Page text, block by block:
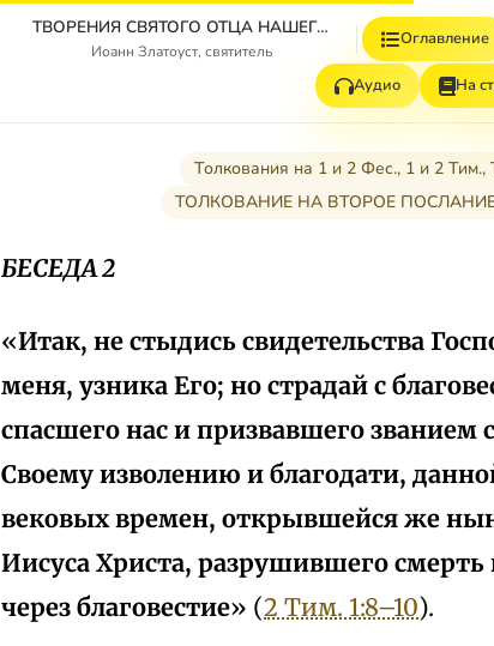
ТВОРЕНИЯ СВЯТОГО ОТЦА НАШЕГО ИОАННА ЗЛАТОУСТА, АРХИЕПИСКОПА КОНСТАНТИНОПОЛЬСКОГО. ТОМ ОДИННАДЦАТЫЙ. КНИГА ВТОРАЯ. ТОЛКОВАНИЯ НА ПОСЛАНИЯ АПОСТОЛА ПАВЛА. ТВОРЕНИЯ, приписываемые св. Иоанну Златоусту, и в Патрологии Миня отнесенные к разряду Spuria.
Иоанн Златоуст, святитель
Оглавление
Аудио На
Толкования на 1 и 2 Фес., 1 и 2 Тим.,
ТОЛКОВАНИЕ НА ВТОРОЕ
БЕСЕДА 2
«Итак, не стыдись свидетельства
меня, узника Его; но страдай с
спасшего нас и призвавшего
Своему изволению и благодати,
вековых времен, открывшейся же
Иисуса Христа, разрушившего
через благовестие» (2 Тим. 1:8–10).